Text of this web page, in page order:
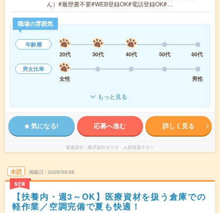
ん）#履歴書不要#WEB登録OK#電話登録OK#…
職場の雰囲気
年齢層
20代
30代 40代 50代
60代
男女比率
女性
男性
もっと見る
気になる! 応募へ進む 詳しく見る
派遣会社 株式会社セリオ 人材派遣サカソ
未読
NEW
掲載日 2026/08/06
【扶養内・週3～OK】医療資材を扱う倉庫での
軽作業／空調完備で夏も快適！